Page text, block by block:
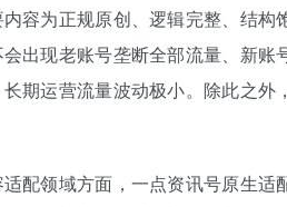
容为正规原创、逻辑完整、结
出现老账号垄断全部流量、新
期运营流量波动极小。除此之
配领域方面，一点资讯号原生